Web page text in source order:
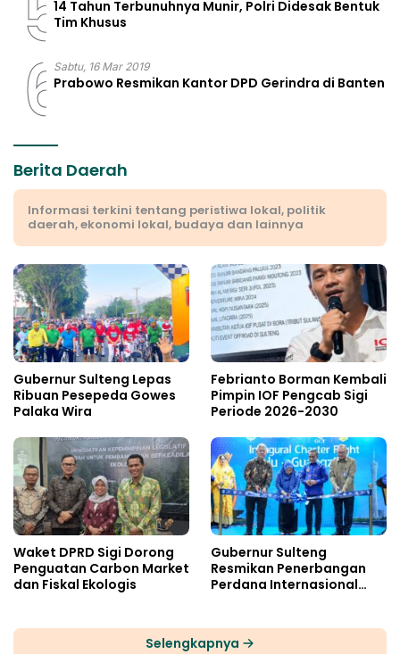
14 Tahun Terbunuhnya Munir, Polri Didesak Bentuk
Tim Khusus
6Sabtu, 16 Mar 2019
Prabowo Resmikan Kantor DPD Gerindra di Banten
Berita Daerah
Informasi terkini tentang peristiwa lokal, politik
daerah, ekonomi lokal, budaya dan lainnya
Gubernur Sulteng Lepas
Ribuan Pesepeda Gowes
Palaka Wira
Febrianto Borman Kembali
Pimpin IOF Pengcab Sigi
Periode 2026-2030
Waket DPRD Sigi Dorong
Penguatan Carbon Market
dan Fiskal Ekologis
Gubernur Sulteng
Resmikan Penerbangan
Perdana Internasional
Selengkapnya